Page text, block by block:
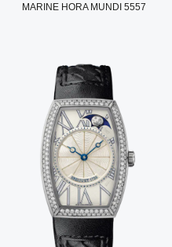
MARINE HORA MUNDI 5557